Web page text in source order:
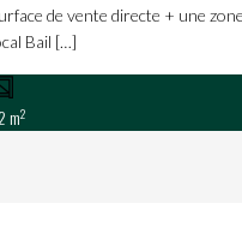
de vente directe + une
Bail […]
m2